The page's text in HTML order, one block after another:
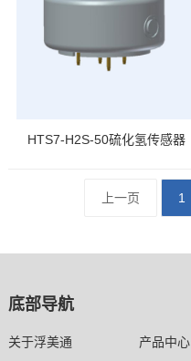
HTS7-H2S-50硫化氢传感器
上一页 1
底部导航
关于浮美通 产品中心